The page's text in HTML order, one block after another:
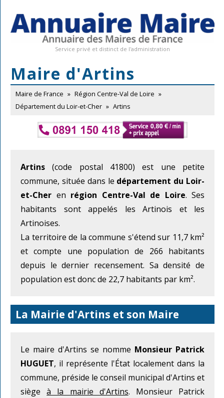
Service privé et distinct de l'administration
Maire d'Artins
Maire de France » Région Centre-Val de Loire »
Département du Loir-et-Cher » Artins
Artins (code postal 41800) est une petite
commune, située dans le département du Loir-
et-Cher en région Centre-Val de Loire. Ses
habitants sont appelés les Artinois et les
Artinoises.
La territoire de la commune s'étend sur 11,7 km²
et compte une population de 266 habitants
depuis le dernier recensement. Sa densité de
population est donc de 22,7 habitants par km².
La Mairie d'Artins et son Maire
Le maire d'Artins se nomme Monsieur Patrick
HUGUET, il représente l'État localement dans la
commune, préside le conseil municipal d'Artins et
siègeà la mairie d'Artins. Monsieur Patrick